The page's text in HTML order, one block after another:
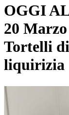
OGGI
20
Tortelli
liquirizia